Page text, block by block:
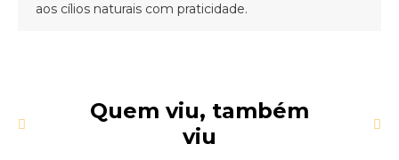
aos cílios naturais com praticidade.
Quem viu, também
viu